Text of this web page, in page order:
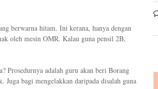
berwarna hitam. Ini kerana, hanya dengan
oleh mesin OMR. Kalau guna pensil 2B,
Prosedurnya adalah guru akan beri Borang
bagi mengelakkan daripada disalah guna